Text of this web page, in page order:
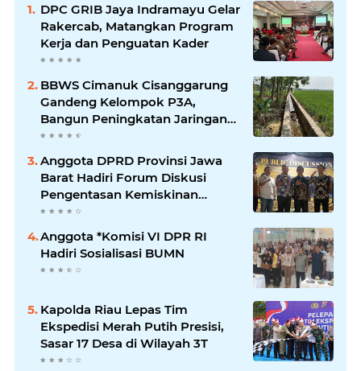
DPC GRIB Jaya Indramayu Gelar
Rakercab, Matangkan Program
Kerja dan Penguatan Kader
BBWS Cimanuk Cisanggarung
Gandeng Kelompok P3A,
Bangun Peningkatan Jaringan
Irigasi untuk Dukung
Anggota DPRD Provinsi Jawa
Barat Hadiri Forum Diskusi
Pengentasan Kemiskinan
Bersama LPK Trisakti
Anggota *Komisi VI DPR RI
Hadiri Sosialisasi BUMN
Kapolda Riau Lepas Tim
Ekspedisi Merah Putih Presisi,
Sasar 17 Desa di Wilayah 3T